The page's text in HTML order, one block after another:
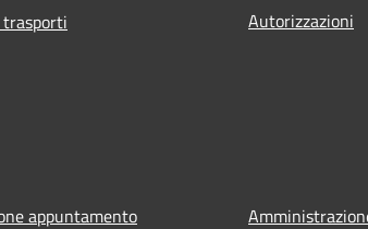
Autorizzazioni
appuntamento